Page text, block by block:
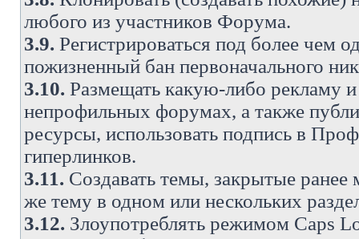
любого из участников Форума.
3.9. Регистрироваться под более чем
пожизненный бан первоначального
3.10. Размещать какую-либо рекламу
непрофильных форумах, а также
ресурсы, использовать подпись в
гиперлинков.
3.11. Создавать темы, закрытые ранее
же тему в одном или нескольких
3.12. Злоупотреблять режимом Caps